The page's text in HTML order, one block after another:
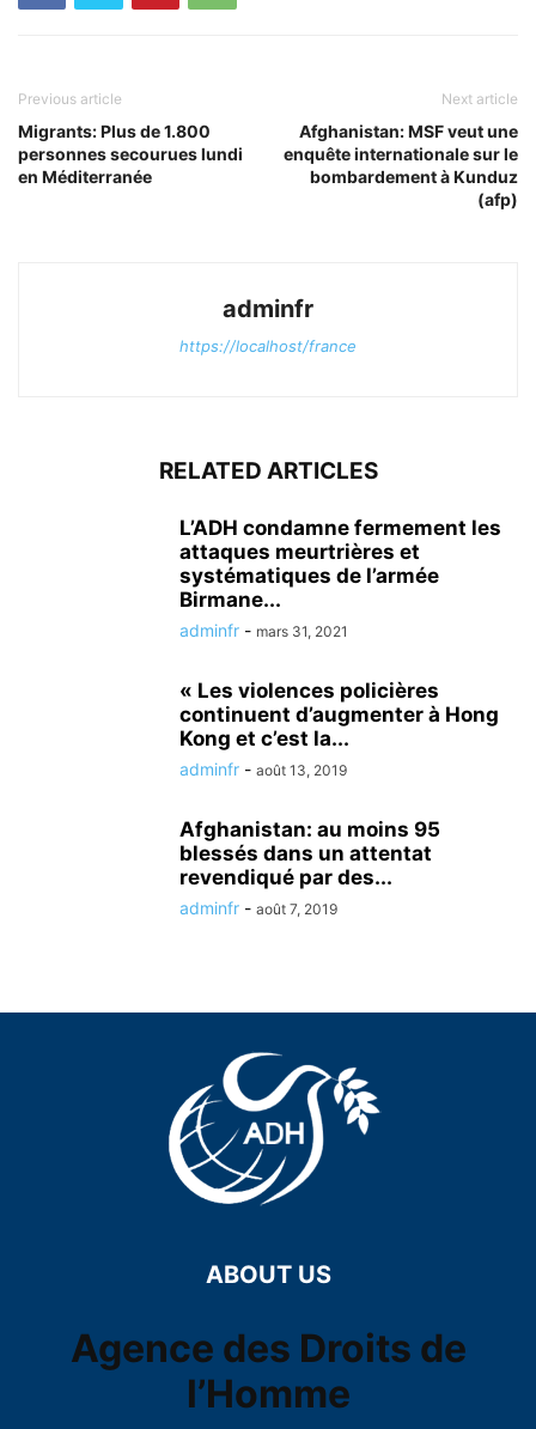
Previous article
Migrants: Plus de 1.800
personnes secourues lundi
en Méditerranée
Next article
Afghanistan: MSF veut une
enquête internationale sur le
bombardement à Kunduz
(afp)
adminfr
https://localhost/france
RELATED ARTICLES
L’ADH condamne fermement les
attaques meurtrières et
systématiques de l’armée
Birmane...
adminfr - mars 31, 2021
« Les violences policières
continuent d’augmenter à Hong
Kong et c’est la...
adminfr - août 13, 2019
Afghanistan: au moins 95
blessés dans un attentat
revendiqué par des...
adminfr - août 7, 2019
ABOUT US
Agence des Droits de
l’Homme